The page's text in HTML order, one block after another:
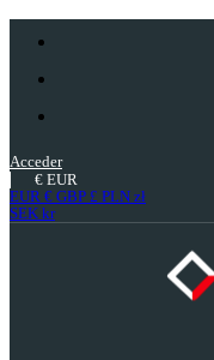
Acceder
€ EUR
EUR € GBP £ PLN zł
SEK kr